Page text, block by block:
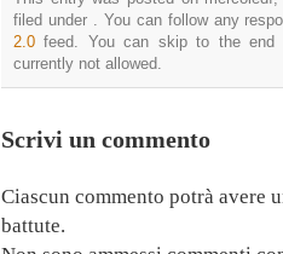
filed under . You can follow any
2.0 feed. You can skip to the end
currently not allowed.
Scrivi un commento
Ciascun commento potrà avere
battute.